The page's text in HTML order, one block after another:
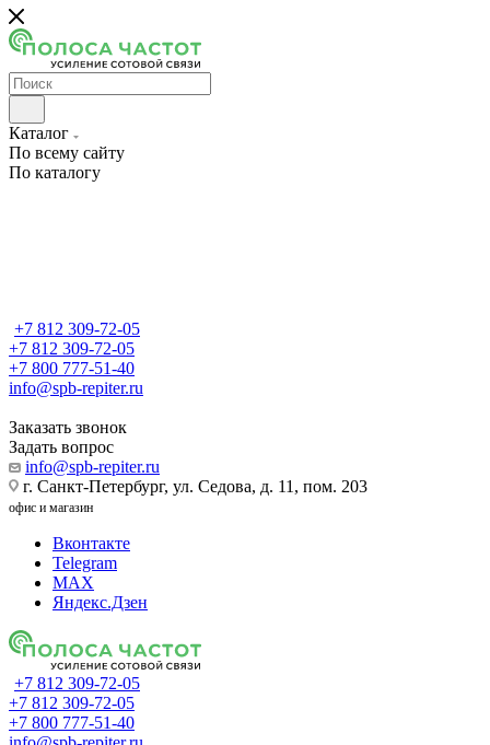
Каталог
По всему сайту
По каталогу
+7 812 309-72-05
+7 812 309-72-05
+7 800 777-51-40
info@spb-repiter.ru
Заказать звонок
Задать вопрос
info@spb-repiter.ru
г. Санкт-Петербург, ул. Седова, д. 11, пом. 203
офис и магазин
Вконтакте
Telegram
MAX
Яндекс.Дзен
+7 812 309-72-05
+7 812 309-72-05
+7 800 777-51-40